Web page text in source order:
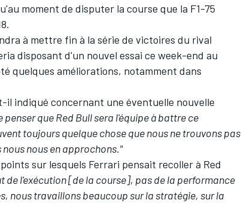
moment de disputer la course que la F1-75
à mettre fin à la série de victoires du rival
disposant d'un nouvel essai ce week-end au
quelques améliorations, notamment dans
il indiqué concernant une éventuelle nouvelle
penser que Red Bull sera l'équipe à battre ce
toujours quelque chose que nous ne trouvons pas
nous en approchons."
sur lesquels Ferrari pensait recoller à Red
de l'exécution [de la course], pas de la performance
nous travaillons beaucoup sur la stratégie, sur la